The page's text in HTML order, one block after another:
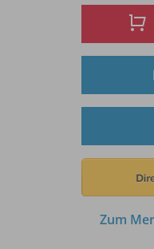
Zum